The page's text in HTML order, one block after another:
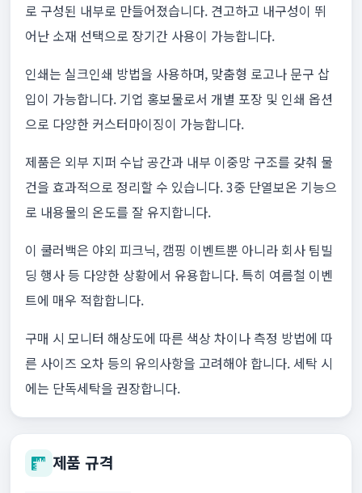
로 구성된 내부로 만들어졌습니다. 견고하고 내구성이 뛰
어난 소재 선택으로 장기간 사용이 가능합니다.
인쇄는 실크인쇄 방법을 사용하며, 맞춤형 로고나 문구 삽
입이 가능합니다. 기업 홍보물로서 개별 포장 및 인쇄 옵션
으로 다양한 커스터마이징이 가능합니다.
제품은 외부 지퍼 수납 공간과 내부 이중망 구조를 갖춰 물
건을 효과적으로 정리할 수 있습니다. 3중 단열보온 기능으
로 내용물의 온도를 잘 유지합니다.
이 쿨러백은 야외 피크닉, 캠핑 이벤트뿐 아니라 회사 팀빌
딩 행사 등 다양한 상황에서 유용합니다. 특히 여름철 이벤
트에 매우 적합합니다.
구매 시 모니터 해상도에 따른 색상 차이나 측정 방법에 따
른 사이즈 오차 등의 유의사항을 고려해야 합니다. 세탁 시
에는 단독세탁을 권장합니다.
제품 규격